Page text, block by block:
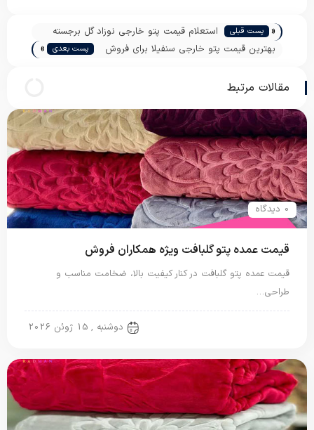
« پست قبلی
استعلام قیمت پتو خارجی نوزاد گل برجسته
بهترین قیمت پتو خارجی سنفیلا برای فروش
پست بعدی »
مقالات مرتبط
0 دیدگاه
قیمت عمده پتو گلبافت ویژه همکاران فروش
قیمت عمده پتو گلبافت در کنار کیفیت بالا، ضخامت مناسب و
طراحی…
دوشنبه , 15 ژوئن 2026